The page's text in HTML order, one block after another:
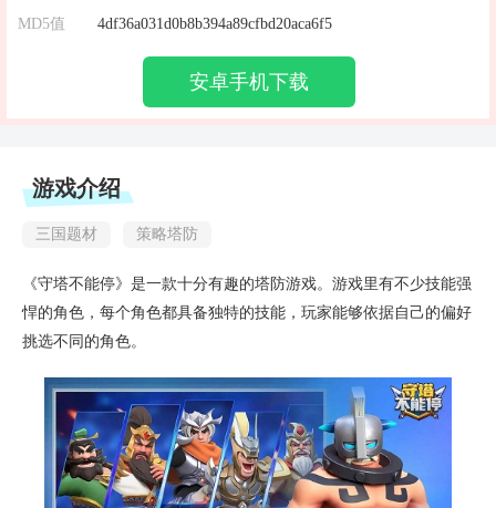
MD5值
4df36a031d0b8b394a89cfbd20aca6f5
安卓手机下载
游戏介绍
三国题材 策略塔防
《守塔不能停》是一款十分有趣的塔防游戏。游戏里有不少技能强
悍的角色，每个角色都具备独特的技能，玩家能够依据自己的偏好
挑选不同的角色。